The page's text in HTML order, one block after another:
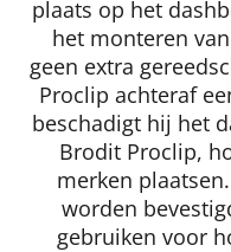
plaats op het
het monteren
geen extra
Proclip achteraf
beschadigt hij het
Brodit Proclip,
merken
worden
gebruiken voor